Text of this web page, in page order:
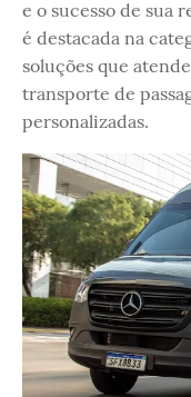
e o sucesso de sua
é destacada na
soluções que
transporte de
personalizadas.